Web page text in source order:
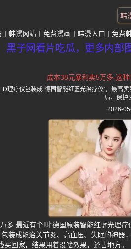
韩
韩漫网站 免费漫画 韩漫入口 免费
黑子网看片吃瓜，更多内部
成本38元暴利卖5万多-这
理疗仪包装成“德国智能红蓝光治疗仪”，最高
局，保护
2026-
多 最近有个叫“德国原装智能红蓝光理
装成能治关节炎、高血压、失眠的神器
买回家，结果用着没啥效果，还占地方。